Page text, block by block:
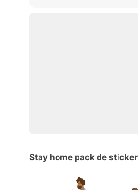
Stay home pack de sticker